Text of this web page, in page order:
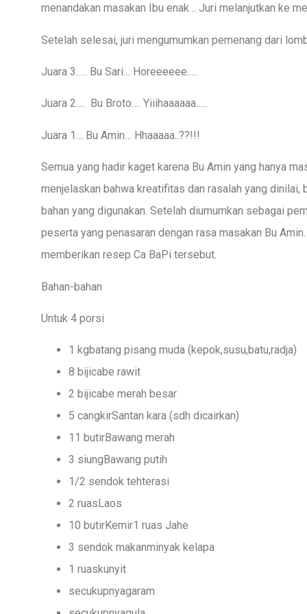
menandakan masakan Ibu enak… Juri melanjutkan ke
Setelah selesai, juri mengumumkan pemenang dari
Juara 3….. Bu Sari… Horeeeeee…..
Juara 2…. Bu Broto…. Yiiihaaaaaa…..
Juara 1… Bu Amin… Hhaaaaa..??!!!
Semua yang hadir kaget karena Bu Amin yang hanya
menjelaskan bahwa kreatifitas dan rasalah yang dinilai,
bahan yang digunakan. Setelah diumumkan sebagai
peserta yang penasaran dengan rasa masakan Bu
memberikan resep Ca BaPi tersebut.
Bahan-bahan
Untuk 4 porsi
1 kgbatang pisang muda (kepok,susu,batu,radja)
8 bijicabe rawit
2 bijicabe merah besar
5 cangkirSantan kara (sdh dicairkan)
11 butirBawang merah
3 siungBawang putih
1/2 sendok tehterasi
2 ruasLaos
10 butirKemir1 ruas Jahe
3 sendok makanminyak kelapa
1 ruaskunyit
secukupnyagaram